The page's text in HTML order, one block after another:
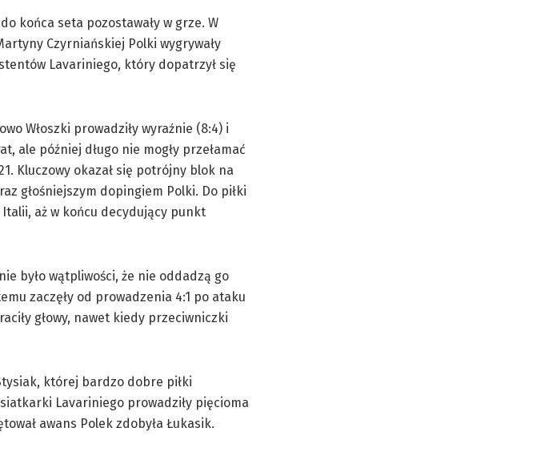
końca seta pozostawały w grze. W
Czyrniańskiej Polki wygrywały
Lavariniego, który dopatrzył się
Włoszki prowadziły wyraźnie (8:4) i
ale później długo nie mogły przełamać
Kluczowy okazał się potrójny blok na
głośniejszym dopingiem Polki. Do piłki
aż w końcu decydujący punkt
było wątpliwości, że nie oddadzą go
zaczęły od prowadzenia 4:1 po ataku
głowy, nawet kiedy przeciwniczki
której bardzo dobre piłki
siatkarki Lavariniego prowadziły pięcioma
awans Polek zdobyła Łukasik.